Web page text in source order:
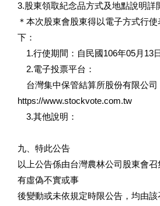
3.股東領取紀念品方式及地點說明詳
＊本次股東會股東得以電子方式行
下：
1.行使期間：自民國106年05月13
2.電子投票平台：
台灣集中保管結算所股份有限公司
https://www.stockvote.com.tw
3.其他說明：
九、特此公告
以上公告係由台灣農林公司股東會
有虛偽不實或事
後變動或未依規定時限公告，均由該